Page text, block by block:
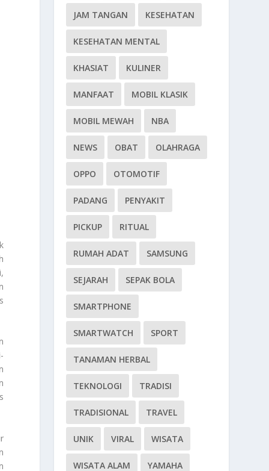
JAM TANGAN KESEHATAN
KESEHATAN MENTAL
KHASIAT KULINER
MANFAAT MOBIL KLASIK
MOBIL MEWAH NBA
NEWS OBAT OLAHRAGA
OPPO OTOMOTIF
PADANG PENYAKIT
PICKUP RITUAL
RUMAH ADAT SAMSUNG
SEJARAH SEPAK BOLA
SMARTPHONE
SMARTWATCH SPORT
TANAMAN HERBAL
TEKNOLOGI TRADISI
TRADISIONAL TRAVEL
UNIK VIRAL WISATA
WISATA ALAM YAMAHA